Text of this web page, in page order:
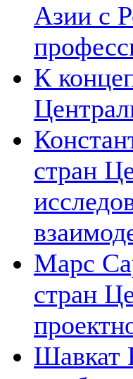
Азии с
К
стран
Марс
стран
Шавкат